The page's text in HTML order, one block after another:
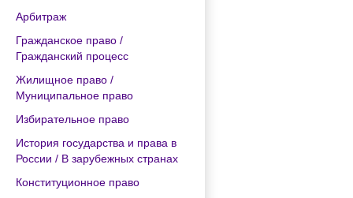
Арбитраж
Гражданское право /
Гражданский процесс
Жилищное право /
Муниципальное право
Избирательное право
История государства и права в
России / В зарубежных странах
Конституционное право